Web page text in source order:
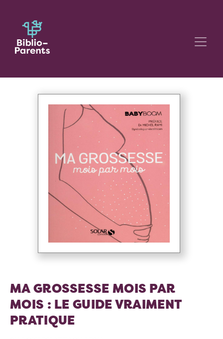
MA GROSSESSE MOIS PAR
MOIS : LE GUIDE VRAIMENT
PRATIQUE